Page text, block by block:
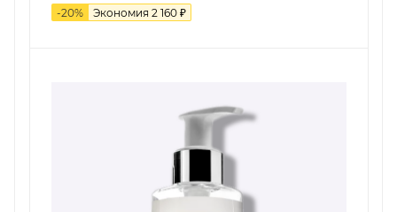
-20% Экономия 2 160 ₽